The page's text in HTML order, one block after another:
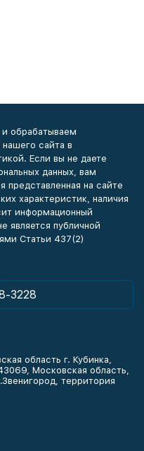
обрабатываем
сайта в
Если вы не даете
данных, вам
представленная на сайте
характеристик, наличия
информационный
является публичной
Статьи 437(2)
3228
область г. Кубинка,
Московская область,
территория